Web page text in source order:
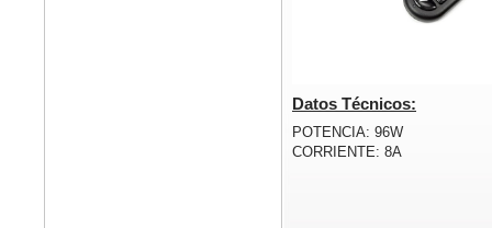
Datos Técnicos:
POTENCIA: 96W
CORRIENTE: 8A